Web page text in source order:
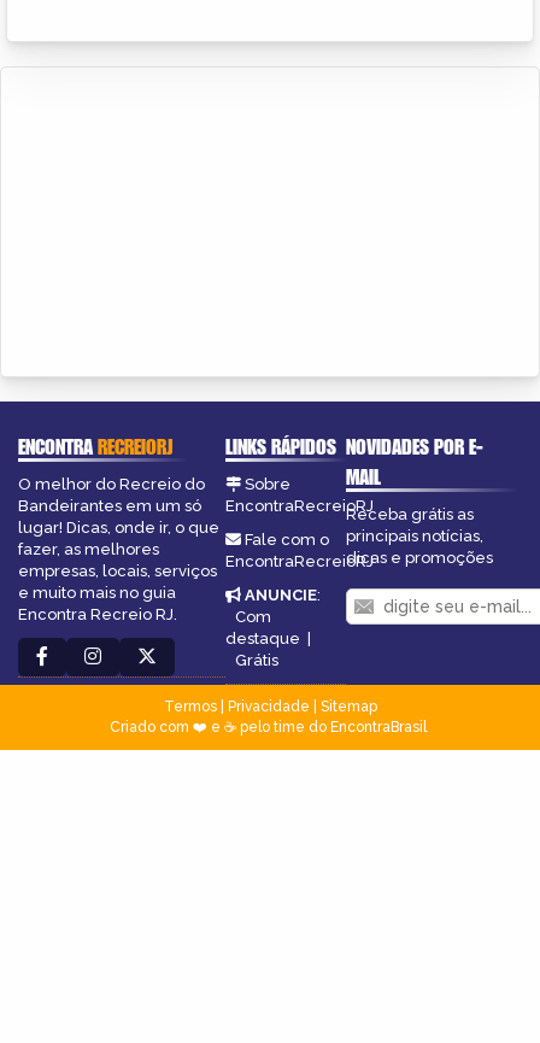
ENCONTRARECREIORJ
O melhor do Recreio do
Bandeirantes em um só
lugar! Dicas, onde ir, o que
fazer, as melhores
empresas, locais, serviços
e muito mais no guia
Encontra Recreio RJ.
LINKS RÁPIDOS
Sobre
EncontraRecreioRJ
Fale com o
EncontraRecreioRJ
ANUNCIE:
Com
destaque |
Grátis
NOVIDADES POR E-
MAIL
Receba grátis as
principais notícias,
dicas e promoções
Termos| Privacidade
Sitemap
Criado com ❤️ e ☕ pelo time do EncontraBrasil